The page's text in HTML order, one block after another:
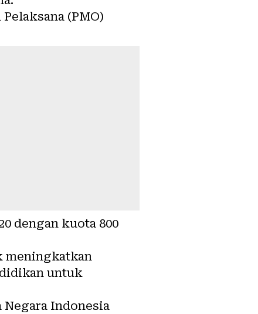
(PMO)
dengan kuota 800
meningkatkan
untuk
Indonesia